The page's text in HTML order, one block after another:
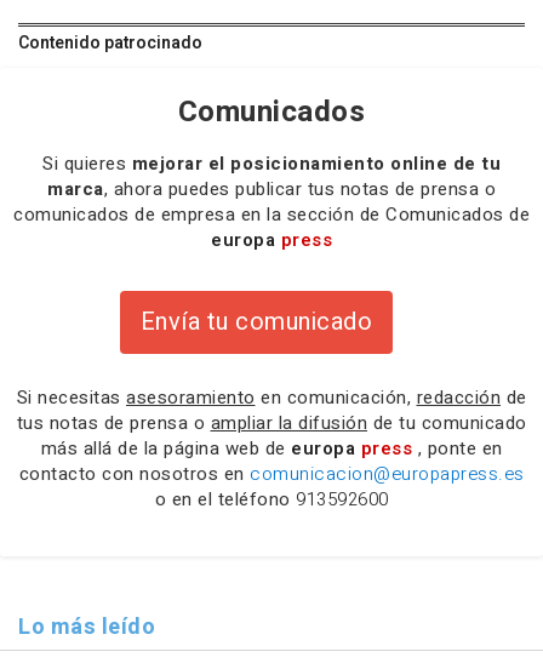
Contenido patrocinado
Comunicados
Si quieres mejorar el posicionamiento online de tu
marca, ahora puedes publicar tus notas de prensa o
comunicados de empresa en la sección de Comunicados de
europa press
Envía tu comunicado
Si necesitas asesoramiento en comunicación, redacción de
tus notas de prensa o ampliar la difusión de tu comunicado
más allá de la página web de europa press , ponte en
contacto con nosotros en comunicacion@europapress.es
o en el teléfono 913592600
Lo más leído